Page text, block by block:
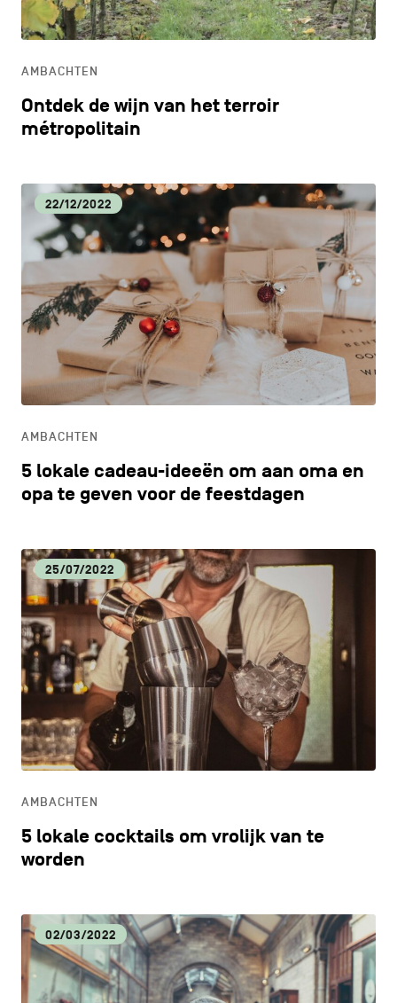
ONDERWIJS
ONTDEKKEN
AMBACHTEN
Ontdek de wijn van het terroir
métropolitain
22/12/2022
AMBACHTEN
5 lokale cadeau-ideeën om aan oma en
opa te geven voor de feestdagen
25/07/2022
AMBACHTEN
5 lokale cocktails om vrolijk van te
worden
02/03/2022